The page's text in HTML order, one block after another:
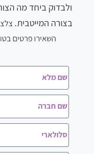
ולבדוק ביחד מה
בצורה המייטבית.
השאירו פרטים